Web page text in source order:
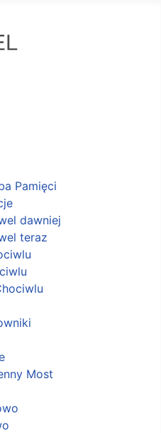
Pamięci
dawniej
teraz
Most